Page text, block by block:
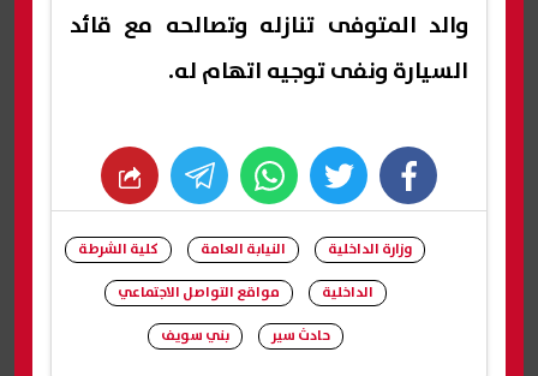
والد المتوفى تنازله وتصالحه مع قائد
السيارة ونفى توجيه اتهام له.
facebook
twitter
whats
وزارة الداخلية النيابة العامة
كلية الشرطة
الداخلية
مواقع التواصل الاجتماعي
حادث سير
بني سويف